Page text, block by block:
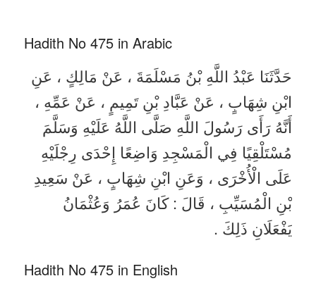
Hadith No 475 in Arabic
حَدَّثَنَا عَبْدُ اللَّهِ بْنُ مَسْلَمَةَ ، عَنْ مَالِكٍ ، عَنِ
ابْنِ شِهَابٍ ، عَنْ عَبَّادِ بْنِ تَمِيمٍ ، عَنْ عَمِّهِ ،
أَنَّهُ رَأَى رَسُولَ اللَّهِ صَلَّى اللَّهُ عَلَيْهِ وَسَلَّمَ
مُسْتَلْقِيًا فِي الْمَسْجِدِ وَاضِعًا إِحْدَى رِجْلَيْهِ
عَلَى الْأُخْرَى ، وَعَنِ ابْنِ شِهَابٍ ، عَنْ سَعِيدِ
بْنِ الْمُسَيِّبِ ، قَالَ : كَانَ عُمَرُ وَعُثْمَانُ
يَفْعَلَانِ ذَلِكَ .
Hadith No 475 in English